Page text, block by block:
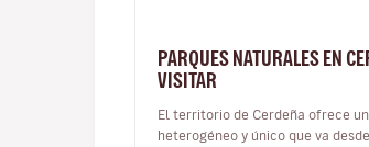
PARQUES NATURALES EN
VISITAR
El territorio de Cerdeña ofrece
heterogéneo y único que va